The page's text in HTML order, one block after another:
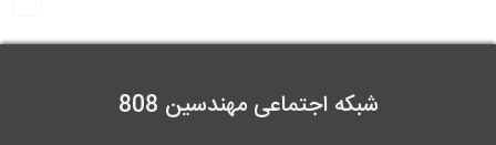
شبکه اجتماعی مهندسین 808